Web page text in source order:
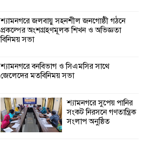
শ্যামনগরে জলবায়ু সহনশীল জনগোষ্ঠী গঠনে
প্রকল্পের অংশগ্রহণমূলক শিখন ও অভিজ্ঞতা
বিনিময় সভা
শ্যামনগরে বনবিভাগ ও সিএমসির সাথে
জেলেদের মতবিনিময় সভা
শ্যামনগরে সুপেয় পানির
সংকট নিরসনে গণতান্ত্রিক
সংলাপ অনুষ্ঠিত